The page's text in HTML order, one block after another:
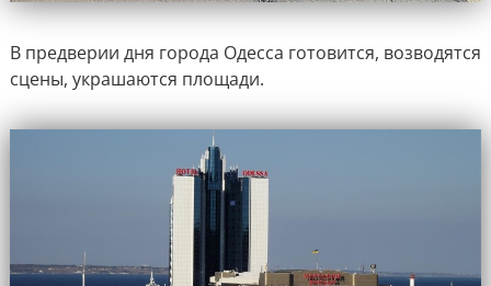
В предверии дня города Одесса готовится, возводятся
сцены, украшаются площади.